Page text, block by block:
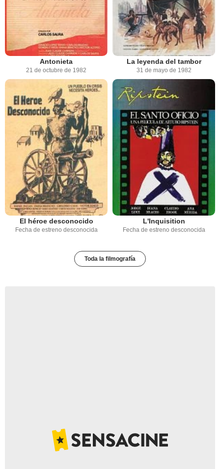
Antonieta
21 de octubre de 1982
La leyenda del tambor
31 de mayo de 1982
El héroe desconocido
Fecha de estreno desconocida
L'Inquisition
Fecha de estreno desconocida
Toda la filmografía